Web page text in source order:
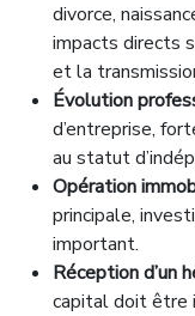
divorce,
impacts directs
et la
Évolution
d’entreprise,
au statut
Opération
principale,
important.
Réception d’un
capital doit être